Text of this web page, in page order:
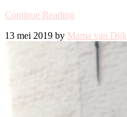
Continue Reading
13 mei 2019 by Mama van Dijk